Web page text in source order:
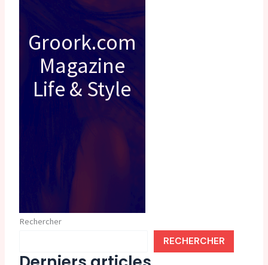
Groork.com
Magazine
Life & Style
Rechercher
RECHERCHER